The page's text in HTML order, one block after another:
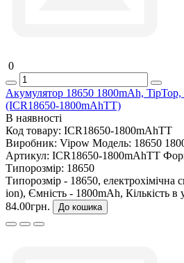
0
Акумулятор 18650 1800mAh,
(ICR18650-1800mAhTT)
В наявності
Код товару: ICR18650-1800mAhTT
Виробник: Vipow Модель: 18650
Артикул: ICR18650-1800mAhTT
Типорозмір: 18650
Типорозмір - 18650, електрохімічна
ion), Ємність - 1800mAh, Кількість в
84.00грн.
До кошика